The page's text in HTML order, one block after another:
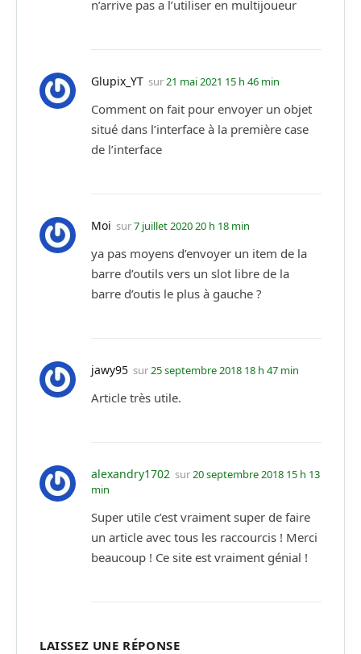
n’arrive pas a l’utiliser en multijoueur
Glupix_YT sur21 mai 2021 15 h 46 min
Comment on fait pour envoyer un objet
situé dans l’interface à la première case
de l’interface
Moi sur7 juillet 2020 20 h 18 min
ya pas moyens d’envoyer un item de la
barre d’outils vers un slot libre de la
barre d’outis le plus à gauche ?
jawy95 sur25 septembre 2018 18 h 47 min
Article très utile.
alexandry1702 sur20 septembre 2018 15 h 13
min
Super utile c’est vraiment super de faire
un article avec tous les raccourcis ! Merci
beaucoup ! Ce site est vraiment génial !
LAISSEZ UNE RÉPONSE